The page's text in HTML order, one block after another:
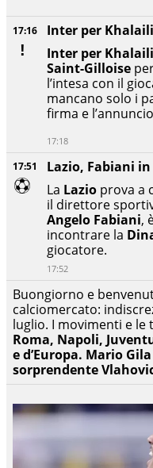
17:51
Lazio, Fabiani
La Lazio prova a
il direttore
Angelo Fabiani,
incontrare la
giocatore.
17:52
17:16
Inter per
Inter per Khalaili
Saint-Gilloise
l’intesa con il
mancano solo i
firma e
17:18
Buongiorno e
calciomercato:
luglio. I movimenti e le
Roma, Napoli,
e d’Europa. Mario
sorprendente